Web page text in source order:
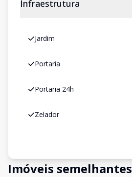
Infraestrutura
Jardim
Portaria
Portaria 24h
Zelador
Imóveis semelhantes